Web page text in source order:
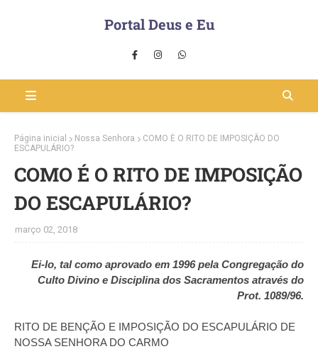
Portal Deus e Eu
Página inicial Nossa Senhora
COMO É O RITO DE IMPOSIÇÃO DO
ESCAPULÁRIO?
COMO É O RITO DE IMPOSIÇÃO
DO ESCAPULÁRIO?
março 02, 2018
Ei-lo, tal como aprovado em 1996 pela Congregação do
Culto Divino e Disciplina dos Sacramentos através do
Prot. 1089/96.
RITO DE BENÇÃO E IMPOSIÇÃO DO ESCAPULÁRIO DE
NOSSA SENHORA DO CARMO